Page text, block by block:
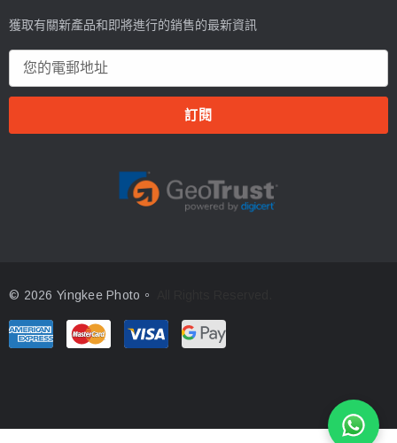
獲取有關新產品和即將進行的銷售的最新資訊
郵
© 2026 Yingkee Photo。